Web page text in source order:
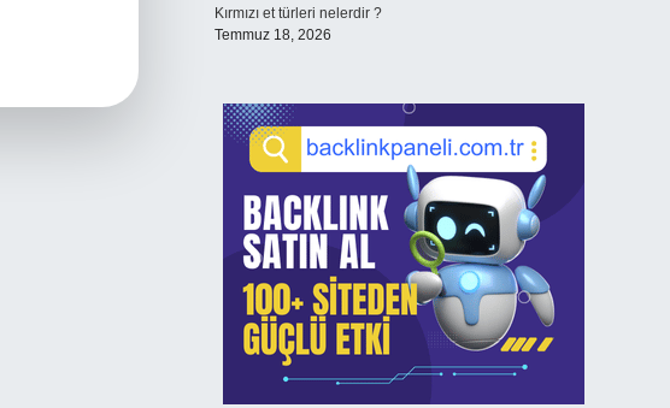
Kırmızı et türleri nelerdir ?
Temmuz 18, 2026